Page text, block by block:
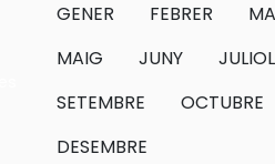
GENER FEBRER
MAIG
JUNY JULIOL
SETEMBRE
OCTUBRE
DESEMBRE